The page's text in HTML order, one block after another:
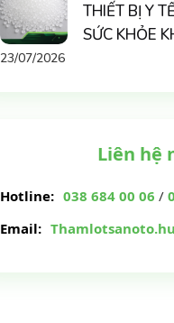
THIẾT BỊ Y
SỨC KHỎE
23/07/2026
Liên hệ
Hotline: 038 684 00 06 /
Email: